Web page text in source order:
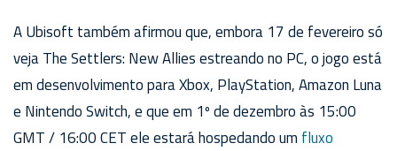
A Ubisoft também afirmou que, embora 17 de fevereiro só
veja The Settlers: New Allies estreando no PC, o jogo está
em desenvolvimento para Xbox, PlayStation, Amazon Luna
e Nintendo Switch, e que em 1º de dezembro às 15:00
GMT / 16:00 CET ele estará hospedando um fluxo